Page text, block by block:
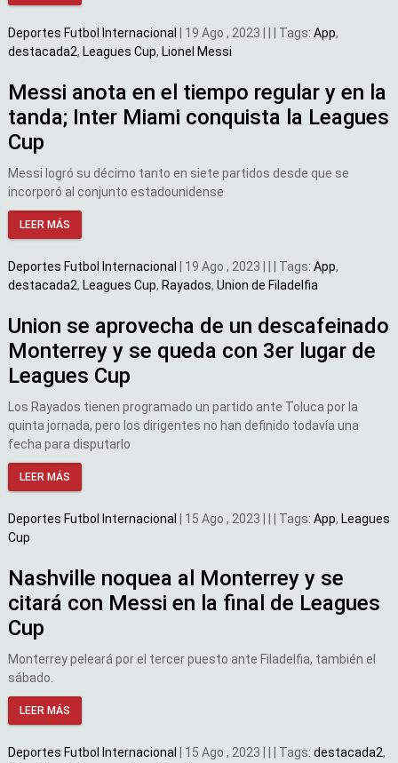
Deportes Futbol Internacional 19 Ago , 2023 Tags: App,
destacada2, Leagues Cup, Lionel Messi
Messi anota en el tiempo regular y en la
tanda; Inter Miami conquista la Leagues
Cup
Messi logró su décimo tanto en siete partidos desde que se
incorporó al conjunto estadounidense
LEER MÁS
Deportes Futbol Internacional 19 Ago , 2023 Tags: App,
destacada2, Leagues Cup, Rayados, Union de Filadelfia
Union se aprovecha de un descafeinado
Monterrey y se queda con 3er lugar de
Leagues Cup
Los Rayados tienen programado un partido ante Toluca por la
quinta jornada, pero los dirigentes no han definido todavía una
fecha para disputarlo
LEER MÁS
Deportes Futbol Internacional 15 Ago , 2023 Tags: App, Leagues
Cup
Nashville noquea al Monterrey y se
citará con Messi en la final de Leagues
Cup
Monterrey peleará por el tercer puesto ante Filadelfia, también el
sábado.
LEER MÁS
Deportes Futbol Internacional 15 Ago , 2023 Tags: destacada2,